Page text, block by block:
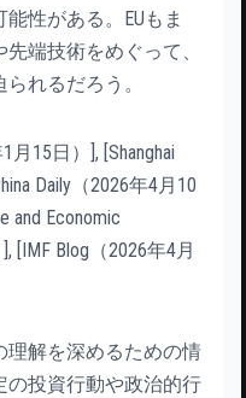
性がある。EUもま
端技術をめぐって、
れるだろう。
月15日）], [Shanghai
Daily（2026年4月10
and Economic
[IMF Blog（2026年4月
理解を深めるための情
の投資行動や政治的行